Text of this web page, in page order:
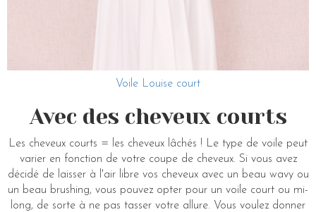
Voile Louise court
Avec des cheveux courts
Les cheveux courts = les cheveux lâchés ! Le type de voile peut
varier en fonction de votre coupe de cheveux. Si vous avez
décidé de laisser à l'air libre vos cheveux avec un beau wavy ou
un beau brushing, vous pouvez opter pour un voile court ou mi-
long, de sorte à ne pas tasser votre allure. Vous voulez donner